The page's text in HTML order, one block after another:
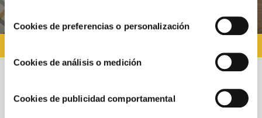
consentimiento
Cookies de preferencias o personalización
Cookies de análisis o medición
Cookies de publicidad comportamental
Merluza gratinada en salsa Allioli con
pimientos caramelizados